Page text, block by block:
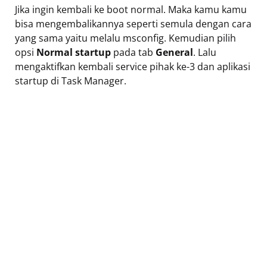
Jika ingin kembali ke boot normal. Maka kamu kamu
bisa mengembalikannya seperti semula dengan cara
yang sama yaitu melalu msconfig. Kemudian pilih
opsi Normal startup pada tab General. Lalu
mengaktifkan kembali service pihak ke-3 dan aplikasi
startup di Task Manager.